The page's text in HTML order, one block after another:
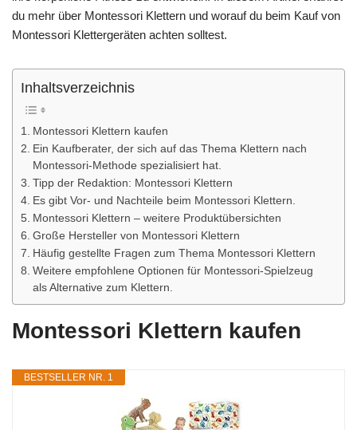
du mehr über Montessori Klettern und worauf du beim Kauf von
Montessori Klettergeräten achten solltest.
Inhaltsverzeichnis
Montessori Klettern kaufen
Ein Kaufberater, der sich auf das Thema Klettern nach
Montessori-Methode spezialisiert hat.
Tipp der Redaktion: Montessori Klettern
Es gibt Vor- und Nachteile beim Montessori Klettern.
Montessori Klettern – weitere Produktübersichten
Große Hersteller von Montessori Klettern
Häufig gestellte Fragen zum Thema Montessori Klettern
Weitere empfohlene Optionen für Montessori-Spielzeug
als Alternative zum Klettern.
Montessori Klettern kaufen
BESTSELLER NR. 1